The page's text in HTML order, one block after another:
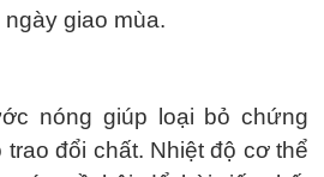
giao mùa.
nóng giúp loại bỏ chứng
trao đổi chất. Nhiệt độ cơ thể